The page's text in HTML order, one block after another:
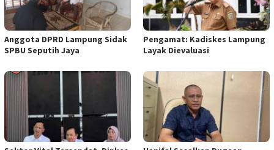
Anggota DPRD Lampung Sidak
SPBU Seputih Jaya
Pengamat: Kadiskes Lampung
Layak Dievaluasi